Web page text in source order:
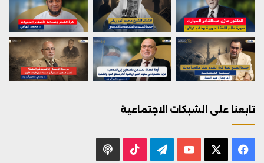
تابعنا على الشبكات الاجتماعية
فيسبوك يوتيوب تيلقرام ‫TikTok